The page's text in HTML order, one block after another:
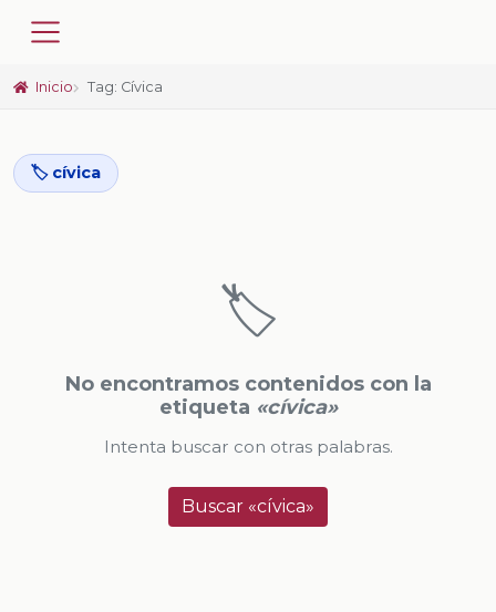
Inicio Tag: Cívica
🏷️ cívica
🏷️
No encontramos contenidos con la
etiqueta «cívica»
Intenta buscar con otras palabras.
Buscar «cívica»